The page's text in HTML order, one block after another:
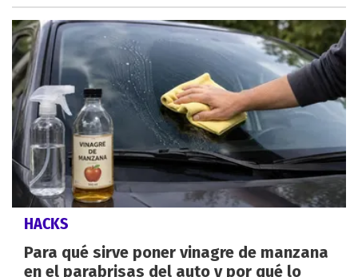
HACKS
Para qué sirve poner vinagre de manzana
en el parabrisas del auto y por qué lo